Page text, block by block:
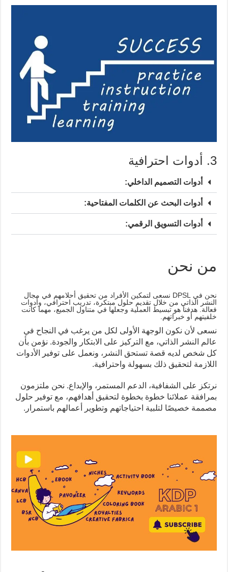
3. أدوات احترافية
أدوات التصميم الداخلي:
أدوات البحث عن الكلمات المفتاحية:
أدوات التسويق الرقمي:
من نحن
نحن في DPSL نسعى لتمكين الأفراد من تحقيق أحلامهم في مجال
النشر الذاتي من خلال تقديم حلول مبتكرة، تدريب احترافي، وأدوات
فعالة. هدفنا هو تبسيط العملية وجعلها في متناول الجميع، مهما كانت
خلفيتهم أو خبراتهم.
نسعى لأن نكون الوجهة الأولى لكل من يرغب في النجاح في
عالم النشر الذاتي، مع التركيز على الابتكار والجودة. نؤمن بأن
كل شخص لديه قصة تستحق النشر، ونعمل على توفير الأدوات
اللازمة لتحقيق ذلك بسهولة واحترافية.
نرتكز على الشفافية، الدعم المستمر، والإبداع. نحن ملتزمون
بمرافقة عملائنا خطوة بخطوة لتحقيق أهدافهم، مع توفير حلول
مصممة خصيصًا لتلبية احتياجاتهم وتطوير أعمالهم باستمرار.